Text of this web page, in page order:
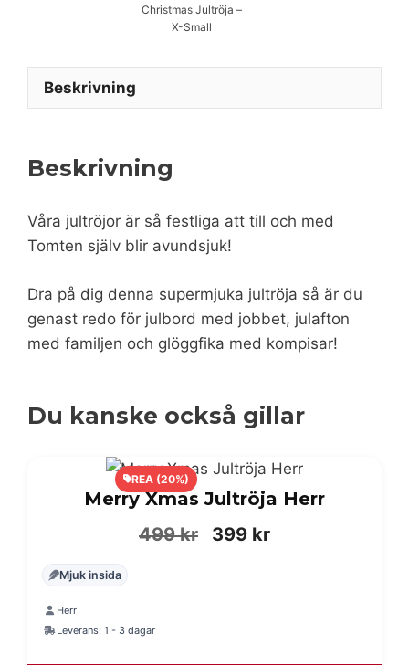
Christmas Jultröja –
X-Small
Beskrivning
Beskrivning
Våra jultröjor är så festliga att till och med
Tomten själv blir avundsjuk!
Dra på dig denna supermjuka jultröja så är du
genast redo för julbord med jobbet, julafton
med familjen och glöggfika med kompisar!
Du kanske också gillar
REA (20%)
Merry Xmas Jultröja Herr
499kr
Det
399 krDet
Mjuk insida
Herr
Leverans: 1 - 3 dagar